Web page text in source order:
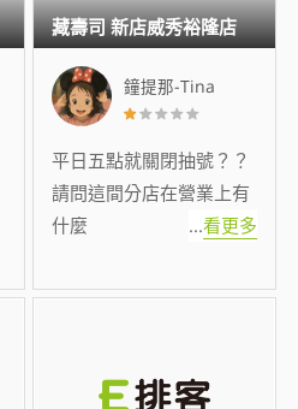
鐘提那-Tina
平日五點就關閉抽號？？
請問這間分店在營業上有
什麼
...看更多
藏壽司 新店威秀裕隆店